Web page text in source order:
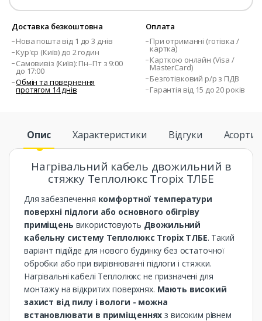
Доставка безкоштовна
Нова пошта від 1 до 3 днів
Кур'єр (Київ) до 2 годин
Самовивіз (Київ): Пн–Пт з 9:00
до 17:00
Обмін та повернення
протягом 14 днів
Оплата
При отриманні (готівка /
картка)
Карткою онлайн (Visa /
MasterCard)
Безготівковий р/р з ПДВ
Гарантія від 15 до 20 років
Опис Характеристики Відгуки
Нагрівальний кабель двожильний в
стяжку Теплолюкс Tropix ТЛБЕ
Для забезпечення комфортної температури
поверхні підлоги або основного обігріву
приміщень використовують Двожильний
кабельну систему Теплолюкс Tropix ТЛБЕ. Такий
варіант підійде для нового будинку без остаточної
обробки або при вирівнюванні підлоги і стяжки.
Нагрівальні кабелі Теплолюкс не призначені для
монтажу на відкритих поверхнях. Мають високий
захист від пилу і вологи - можна
встановлювати в приміщеннях з високим рівнем